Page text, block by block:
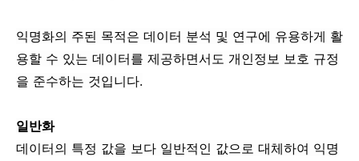
익명화의 주된 목적은 데이터 분석 및 연구에 유용하게 활
용할 수 있는 데이터를 제공하면서도 개인정보 보호 규정
을 준수하는 것입니다.
일반화
데이터의 특정 값을 보다 일반적인 값으로 대체하여 익명